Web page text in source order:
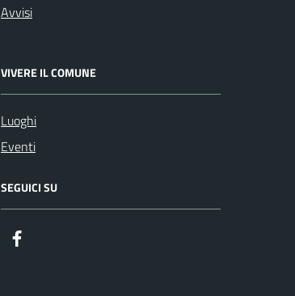
Avvisi
VIVERE IL COMUNE
Luoghi
Eventi
SEGUICI SU